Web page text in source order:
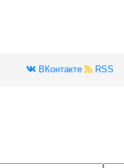
ВКонтакте RSS